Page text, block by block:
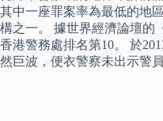
其中一座罪案率為最低的地
構之一。 據世界經濟論壇的
香港警務處排名第10。 於
然巨波，便衣警察未出示警